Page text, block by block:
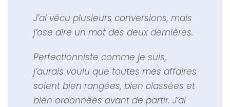
J’ai vécu plusieurs conversions, mais
j’ose dire un mot des deux dernières.
Perfectionniste comme je suis,
j’aurais voulu que toutes mes affaires
soient bien rangées, bien classées et
bien ordonnées avant de partir. J’ai